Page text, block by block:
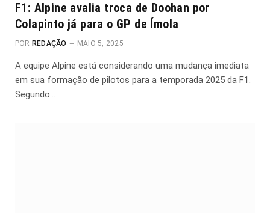
F1: Alpine avalia troca de Doohan por
Colapinto já para o GP de Ímola
POR REDAÇÃO MAIO 5, 2025
A equipe Alpine está considerando uma mudança imediata
em sua formação de pilotos para a temporada 2025 da F1.
Segundo…